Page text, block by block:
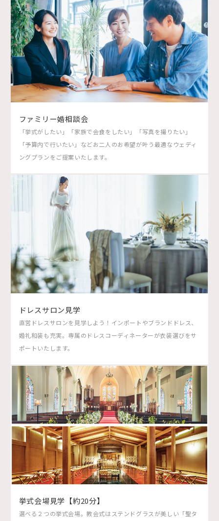
ファミリー婚相談会
「挙式がしたい」「家族で会食をしたい」「写真を撮りたい」
「予算内で行いたい」などお二人のお希望が叶う最適なウェディ
ングプランをご提案いたします。
ドレスサロン見学
直営ドレスサロンを見学しよう！インポートやブランドドレス、
婚礼和装も充実。専属のドレスコーディネーターが衣装選びをサ
ポートいたします。
挙式会場見学【約20分】
選べる２つの挙式会場。教会式はステンドグラスが美しい「聖タ